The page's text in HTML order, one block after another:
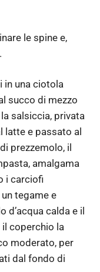
le spine e,
in una ciotola
succo di mezzo
salsiccia, privata
latte e passato al
prezzemolo, il
amalgama
i carciofi
tegame e
d’acqua calda e il
coperchio la
moderato, per
dal fondo di